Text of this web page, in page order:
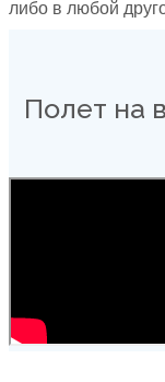
либо в любой
Полет на